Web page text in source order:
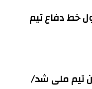
خط دفاع تیم
تیم ملی شد/